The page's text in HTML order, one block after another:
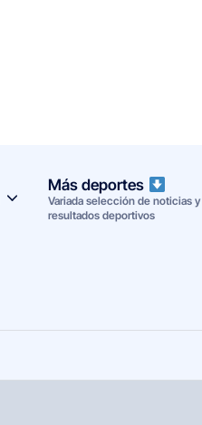
Más deportes
Variada selección de noticias y
resultados deportivos